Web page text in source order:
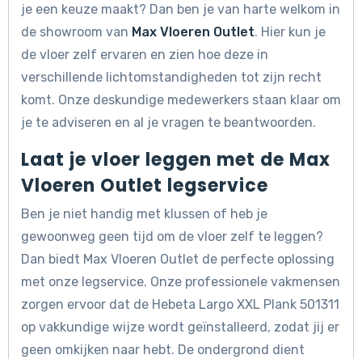
je een keuze maakt? Dan ben je van harte welkom in
de showroom van Max Vloeren Outlet. Hier kun je
de vloer zelf ervaren en zien hoe deze in
verschillende lichtomstandigheden tot zijn recht
komt. Onze deskundige medewerkers staan klaar om
je te adviseren en al je vragen te beantwoorden.
Laat je vloer leggen met de Max
Vloeren Outlet legservice
Ben je niet handig met klussen of heb je
gewoonweg geen tijd om de vloer zelf te leggen?
Dan biedt Max Vloeren Outlet de perfecte oplossing
met onze legservice. Onze professionele vakmensen
zorgen ervoor dat de Hebeta Largo XXL Plank 501311
op vakkundige wijze wordt geïnstalleerd, zodat jij er
geen omkijken naar hebt. De ondergrond dient